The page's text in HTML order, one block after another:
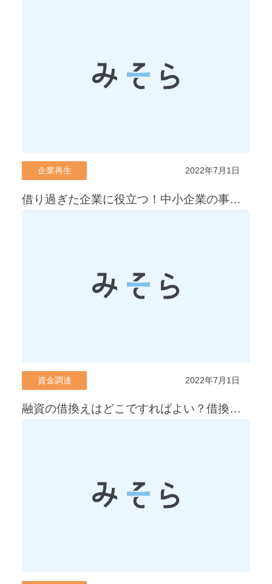
企業再生 2022年7月1日
借り過ぎた企業に役立つ！中小企業の事業再生等に関するガイドラインについて
資金調達 2022年7月1日
融資の借換えはどこですればよい？借換えの基本と金融機関別の対応策